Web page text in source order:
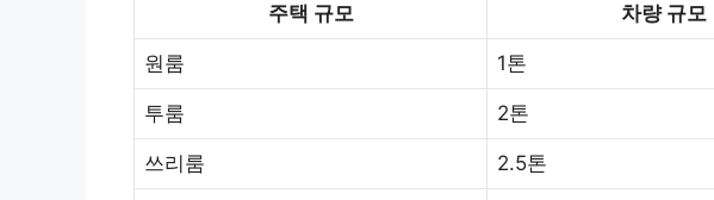
주택 규모
차량 규모
원룸 1톤
투룸 2톤
쓰리룸 2.5톤